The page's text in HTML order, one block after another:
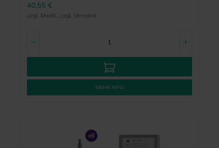
40,55 €
zzgl. MwSt., zzgl. Versand
MEHR INFO